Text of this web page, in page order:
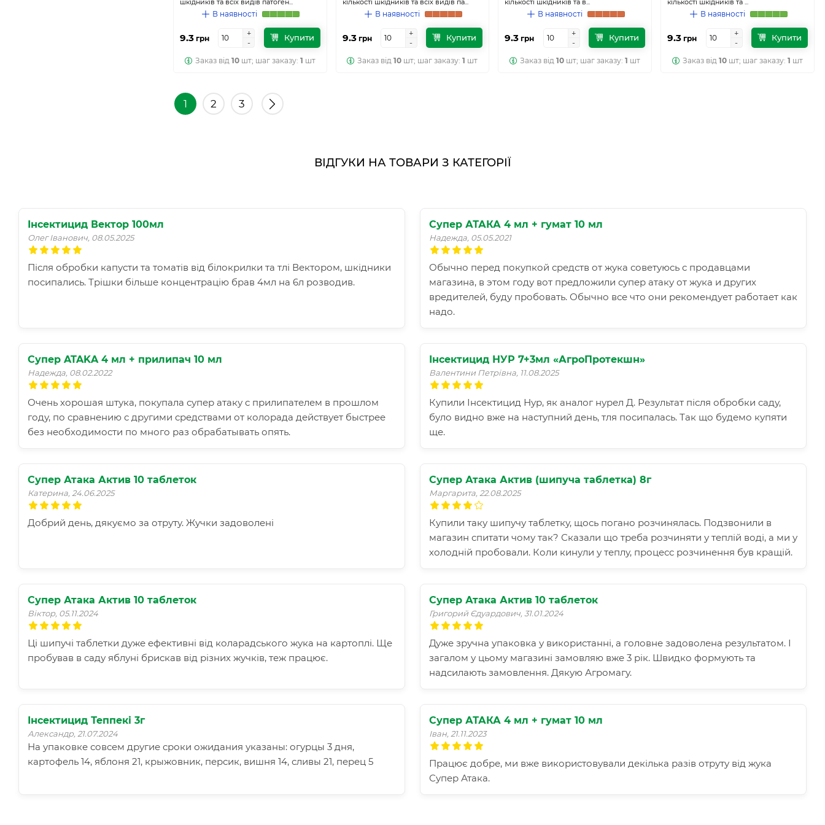
шкідників та всіх видів патоген...
В наявності
9.3грн
+
-
+
-
Купити
Заказ від 10шт; шаг заказу: 1 шт
кількості шкідників та всіх видів па...
В наявності
9.3грн
+
-
+
-
Купити
Заказ від10 шт; шаг заказу:1 шт
кількості шкідників та в...
В наявності
9.3 грн
+
-
+
-
Купити
Заказ від10 шт; шаг заказу:1 шт
кількості шкідників та ...
В наявності
9.3 грн
+
-
+
-
Купити
Заказ від10 шт; шаг заказу:1 шт
1 2 3
ВІДГУКИ НА ТОВАРИ З КАТЕГОРІЇ
Інсектицид Вектор 100мл
Олег Іванович, 08.05.2025
Після обробки капусти та томатів від білокрилки та тлі Вектором, шкідники
посипались. Трішки більше концентрацію брав 4мл на 6л розводив.
Супер АТАКА 4 мл + гумат 10 мл
Надежда, 05.05.2021
Обычно перед покупкой средств от жука советуюсь с продавцами
магазина, в этом году вот предложили супер атаку от жука и других
вредителей, буду пробовать. Обычно все что они рекомендует работает как
надо.
Супер ATAKA 4 мл + прилипач 10 мл
Надежда, 08.02.2022
Очень хорошая штука, покупала супер атаку с прилипателем в прошлом
году, по сравнению с другими средствами от колорада действует быстрее
без необходимости по много раз обрабатывать опять.
Інсектицид НУР 7+3мл «АгроПротекшн»
Валентини Петрівна, 11.08.2025
Купили Інсектицид Нур, як аналог нурел Д. Результат після обробки саду,
було видно вже на наступний день, тля посипалась. Так що будемо купяти
ще.
Супер Атака Актив 10 таблеток
Катерина, 24.06.2025
Добрий день, дякуємо за отруту. Жучки задоволені
Супер Атака Актив (шипуча таблетка) 8г
Маргарита, 22.08.2025
Купили таку шипучу таблетку, щось погано розчинялась. Подзвонили в
магазин спитати чому так? Сказали що треба розчиняти у теплій воді, а ми у
холодній пробовали. Коли кинули у теплу, процесс розчинення був кращій.
Супер Атака Актив 10 таблеток
Віктор, 05.11.2024
Ці шипучі таблетки дуже ефективні від коларадського жука на картоплі. Ще
пробував в саду яблуні брискав від різних жучків, теж працює.
Супер Атака Актив 10 таблеток
Григорий Єдуардович, 31.01.2024
Дуже зручна упаковка у використанні, а головне задоволена результатом. І
загалом у цьому магазині замовляю вже 3 рік. Швидко формують та
надсилають замовлення. Дякую Агромагу.
Інсектицид Теппекі 3г
Александр, 21.07.2024
На упаковке совсем другие сроки ожидания указаны: огурцы 3 дня,
картофель 14, яблоня 21, крыжовник, персик, вишня 14, сливы 21, перец 5
Супер АТАКА 4 мл + гумат 10 мл
Іван, 21.11.2023
Працює добре, ми вже використовували декілька разів отруту від жука
Супер Атака.